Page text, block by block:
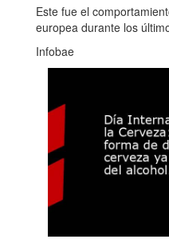
Este fue el
europea durante los
Infobae